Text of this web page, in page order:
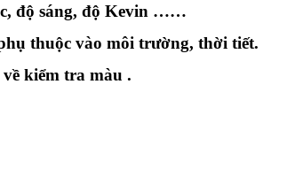
độ sáng, độ Kevin ……
thuộc vào môi trường, thời tiết.
kiểm tra màu .